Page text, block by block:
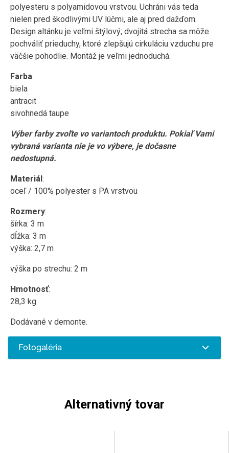
polyesteru s polyamidovou vrstvou. Uchráni vás teda
nielen pred škodlivými UV lúčmi, ale aj pred dažďom.
Design altánku je veľmi štýlový; dvojitá strecha sa môže
pochváliť prieduchy, ktoré zlepšujú cirkuláciu vzduchu pre
väčšie pohodlie. Montáž je veľmi jednoduchá.
Farba:
biela
antracit
sivohnedá taupe
Výber farby zvoľte vo variantoch produktu. Pokiaľ Vami
vybraná varianta nie je vo výbere, je dočasne
nedostupná.
Materiál:
oceľ / 100% polyester s PA vrstvou
Rozmery:
šírka: 3 m
dĺžka: 3 m
výška: 2,7 m
výška po strechu: 2 m
Hmotnosť:
28,3 kg
Dodávané v demonte.
Fotogaléria
Alternativný tovar